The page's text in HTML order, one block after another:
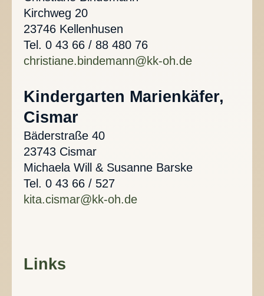
Kirchweg 20
23746 Kellenhusen
Tel. 0 43 66 / 88 480 76
christiane.bindemann@kk-oh.de
Kindergarten Marienkäfer,
Cismar
Bäderstraße 40
23743 Cismar
Michaela Will & Susanne Barske
Tel. 0 43 66 / 527
kita.cismar@kk-oh.de
Links